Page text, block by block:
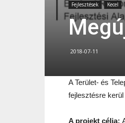
Fejlesztések Kecel
2018-07-11
A Terület- és
fejlesztésre
A projekt célja: